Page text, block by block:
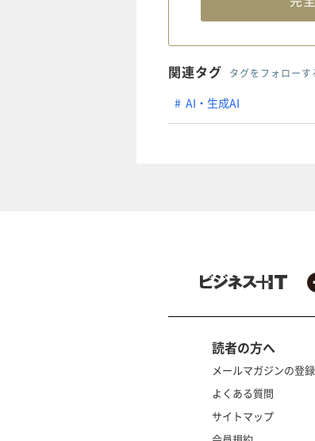
関連タグ タグをフォロー
AI・生成AI
読者の方へ
メールマガジンの登録
よくある質問
サイトマップ